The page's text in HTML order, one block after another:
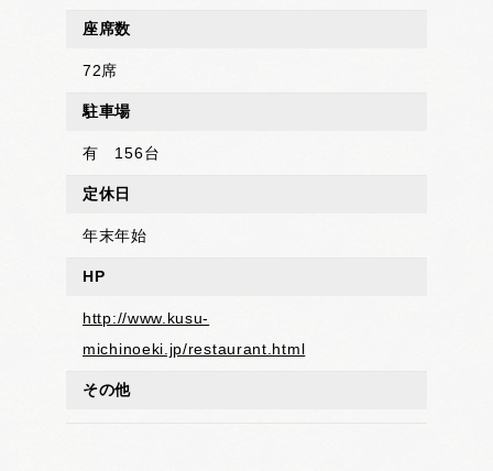
座席数
72席
駐車場
有 156台
定休日
年末年始
HP
http://www.kusu-
michinoeki.jp/restaurant.html
その他